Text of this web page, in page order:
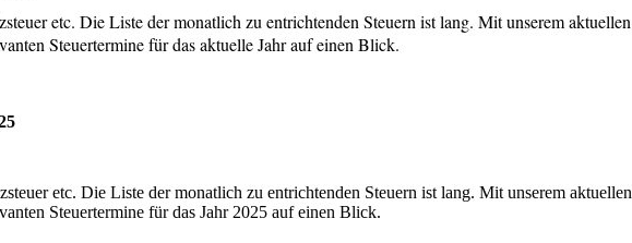
etc. Die Liste der monatlich zu entrichtenden Steuern ist lang. Mit unserem aktuellen
Steuertermine für das aktuelle Jahr auf einen Blick.
etc. Die Liste der monatlich zu entrichtenden Steuern ist lang. Mit unserem aktuellen
Steuertermine für das Jahr 2025 auf einen Blick.